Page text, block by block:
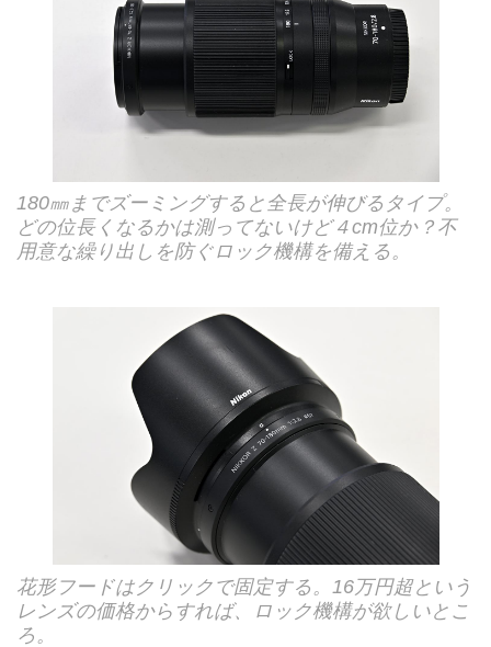
180㎜までズーミングすると全長が伸びるタイプ。
どの位長くなるかは測ってないけど４cm位か？不
用意な繰り出しを防ぐロック機構を備える。
花形フードはクリックで固定する。16万円超という
レンズの価格からすれば、ロック機構が欲しいとこ
ろ。